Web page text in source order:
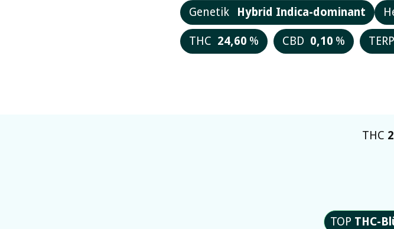
Genetik Hybrid Indica-dominant
THC 24,60 % CBD 0,10 %
THC
TOP THC-